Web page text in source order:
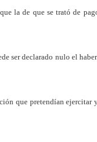
la de que se trató de
ser declarado nulo el
que pretendían ejercitar